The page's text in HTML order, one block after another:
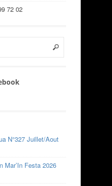
72 02
N°327 Juillet/Aout
Mar’In Festa 2026